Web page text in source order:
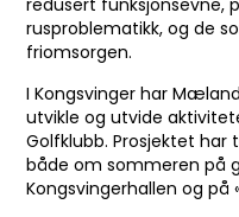
redusert funksjonsevne,
rusproblematikk, og de
friomsorgen.
I Kongsvinger har
utvikle og utvide
Golfklubb. Prosjektet har
både om sommeren på
Kongsvingerhallen og på